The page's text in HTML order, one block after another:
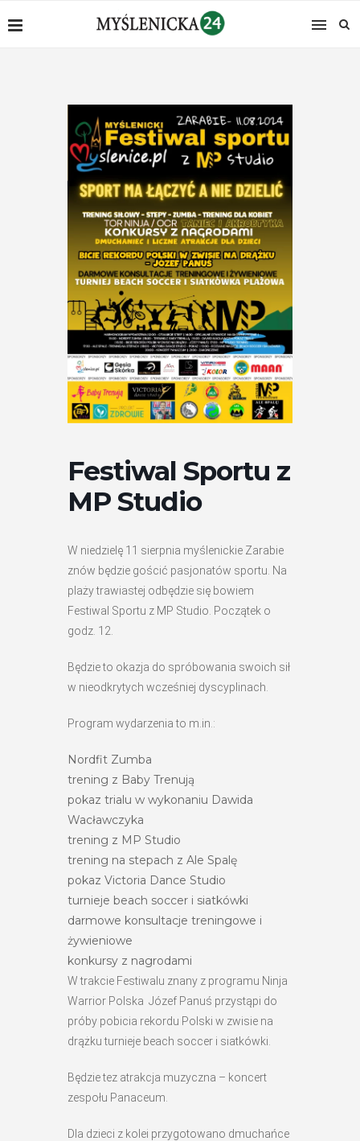
Festiwal Sportu z
MP Studio
W niedzielę 11 sierpnia myślenickie Zarabie
znów będzie gościć pasjonatów sportu. Na
plaży trawiastej odbędzie się bowiem
Festiwal Sportu z MP Studio. Początek o
godz. 12.
Będzie to okazja do spróbowania swoich sił
w nieodkrytych wcześniej dyscyplinach.
Program wydarzenia to m.in.:
Nordfit Zumba
trening z Baby Trenują
pokaz trialu w wykonaniu Dawida
Wacławczyka
trening z MP Studio
trening na stepach z Ale Spalę
pokaz Victoria Dance Studio
turnieje beach soccer i siatkówki
darmowe konsultacje treningowe i
żywieniowe
konkursy z nagrodami
W trakcie Festiwalu znany z programu Ninja
Warrior Polska Józef Panuś przystąpi do
próby pobicia rekordu Polski w zwisie na
drążku turnieje beach soccer i siatkówki.
Będzie tez atrakcja muzyczna – koncert
zespołu Panaceum.
Dla dzieci z kolei przygotowano dmuchańce